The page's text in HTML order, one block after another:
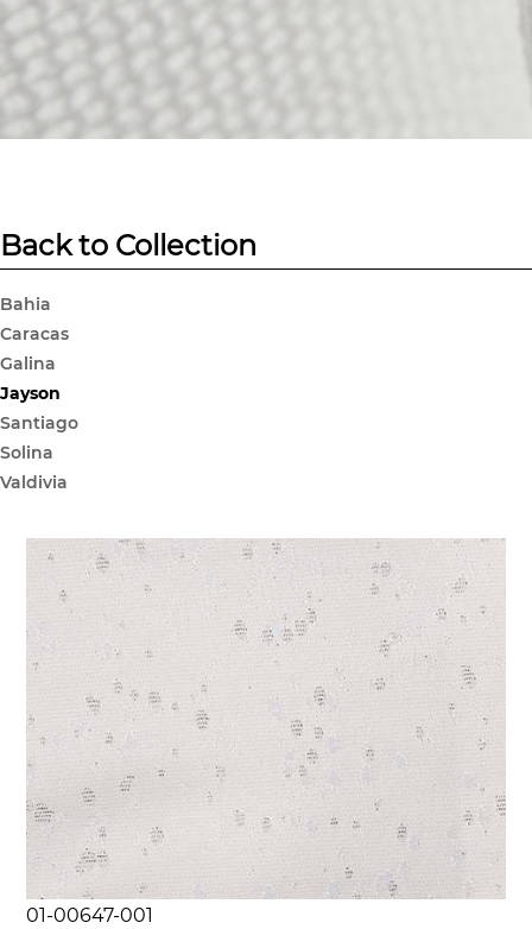
Back to Collection
Bahia
Caracas
Galina
Jayson
Santiago
Solina
Valdivia
01-00647-001